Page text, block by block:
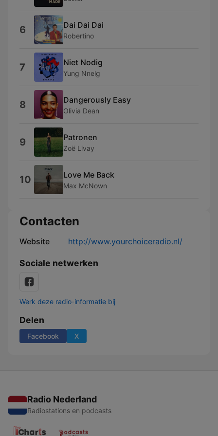
6 Dai Dai Dai
Robertino
7 Niet Nodig
Yung Nnelg
8 Dangerously Easy
Olivia Dean
9 Patronen
Zoë Livay
10 Love Me Back
Max McNown
Contacten
Website http://www.yourchoiceradio.nl/
Sociale netwerken
Werk deze radio-informatie bij
Delen
Facebook X
Radio Nederland
Radiostations en podcasts